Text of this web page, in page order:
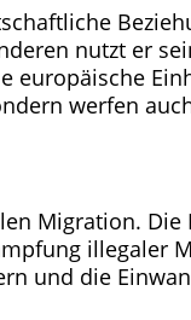
nutzt er
europäische
werfen
Migration. Die
illegaler
und die